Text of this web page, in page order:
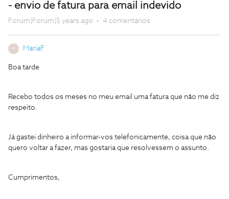
- envio de fatura para email indevido
Forum|Forum|5 years ago 4 comentários
M MariaF
Boa tarde
Recebo todos os meses no meu email uma fatura que não me diz
respeito.
Já gastei dinheiro a informar-vos telefonicamente, coisa que não
quero voltar a fazer, mas gostaria que resolvessem o assunto.
Cumprimentos,